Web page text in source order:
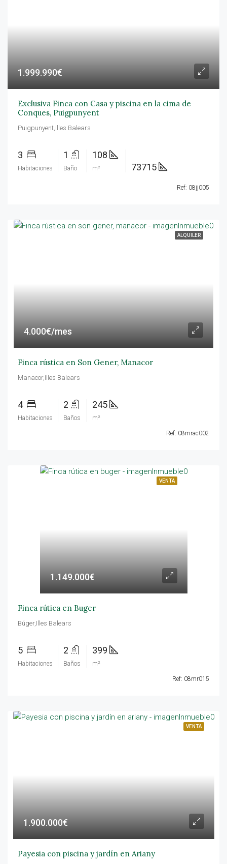
1.999.990€
Exclusiva Finca con Casa y piscina en la cima de
Conques, Puigpunyent
Puigpunyent,Illes Balears
3
Habitaciones
1
Baño
108
m² 73715
Ref: 08jj005
ALQUILER
4.000€/mes
Finca rústica en Son Gener, Manacor
Manacor,Illes Balears
4
Habitaciones
2
Baños
245
m²
Ref: 08mrac002
VENTA
1.149.000€
Finca rútica en Buger
Búger,Illes Balears
5
Habitaciones
2
Baños
399
m²
Ref: 08mr015
VENTA
1.900.000€
Payesia con piscina y jardín en Ariany